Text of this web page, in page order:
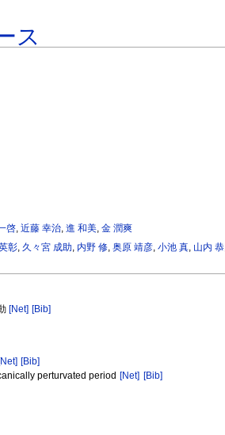
ス
啓 ,近藤 幸治 ,進 和美 ,金 潤爽
彰 久々宮 成助 内野 修 ,奥原 靖彦 ,小池 真 山内 恭
[Net] [Bib]
[Bib]
perturvated period [Net] [Bib]